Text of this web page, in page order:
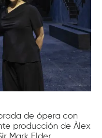
de ópera con
producción de Àlex